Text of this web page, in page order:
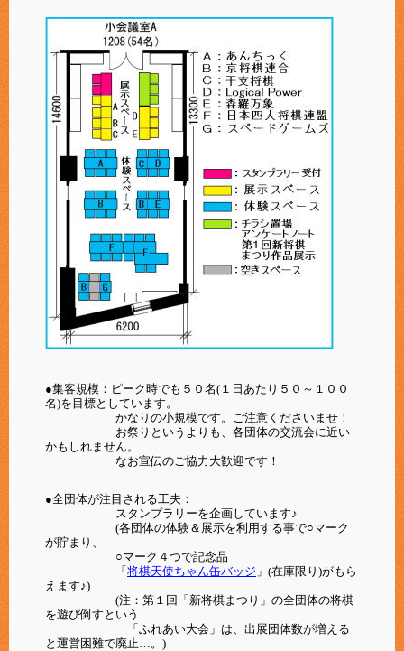
●集客規模：ピーク時でも５０名(１日あたり５０～１００
名)を目標としています。
かなりの小規模です。ご注意くださいませ！
お祭りというよりも、各団体の交流会に近い
かもしれません。
なお宣伝のご協力大歓迎です！
●全団体が注目される工夫：
スタンプラリーを企画しています♪
(各団体の体験＆展示を利用する事で○マーク
が貯まり、
○マーク４つで記念品
「 将棋天使ちゃん缶バッジ 」(在庫限り)がもら
えます♪)
(注：第１回「新将棋まつり」の全団体の将棋
を遊び倒すという
「ふれあい大会」は、出展団体数が増える
と運営困難で廃止…。)